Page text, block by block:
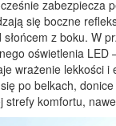
zabezpiecza
się boczne
z boku. W
oświetlenia LED
wrażenie lekkości i
po belkach,
strefy komfortu,